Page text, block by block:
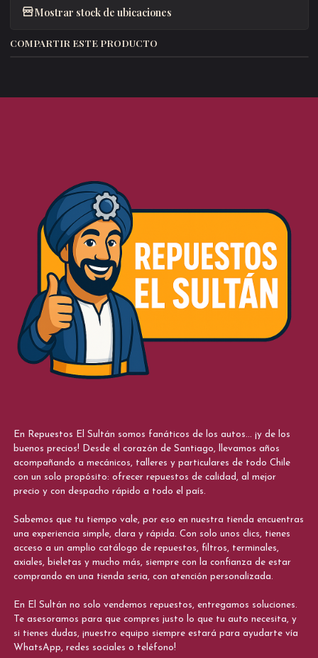
Mostrar stock de ubicaciones
COMPARTIR ESTE PRODUCTO
En Repuestos El Sultán somos fanáticos de los autos... ¡y de los
buenos precios! Desde el corazón de Santiago, llevamos años
acompañando a mecánicos, talleres y particulares de todo Chile
con un solo propósito: ofrecer repuestos de calidad, al mejor
precio y con despacho rápido a todo el país.
Sabemos que tu tiempo vale, por eso en nuestra tienda encuentras
una experiencia simple, clara y rápida. Con solo unos clics, tienes
acceso a un amplio catálogo de repuestos, filtros, terminales,
axiales, bieletas y mucho más, siempre con la confianza de estar
comprando en una tienda seria, con atención personalizada.
En El Sultán no solo vendemos repuestos, entregamos soluciones.
Te asesoramos para que compres justo lo que tu auto necesita, y
si tienes dudas, ¡nuestro equipo siempre estará para ayudarte vía
WhatsApp, redes sociales o teléfono!